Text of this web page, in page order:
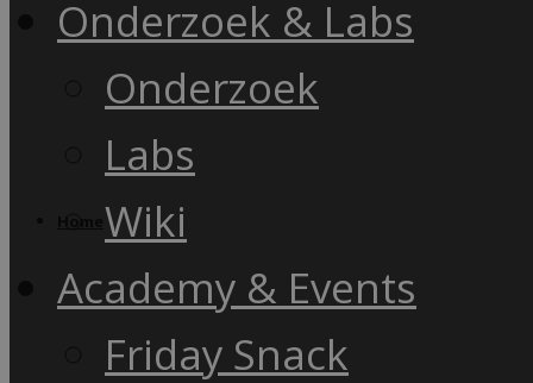
Onderzoek & Labs
Onderzoek
Labs
Wiki
Academy & Events
Friday Snack